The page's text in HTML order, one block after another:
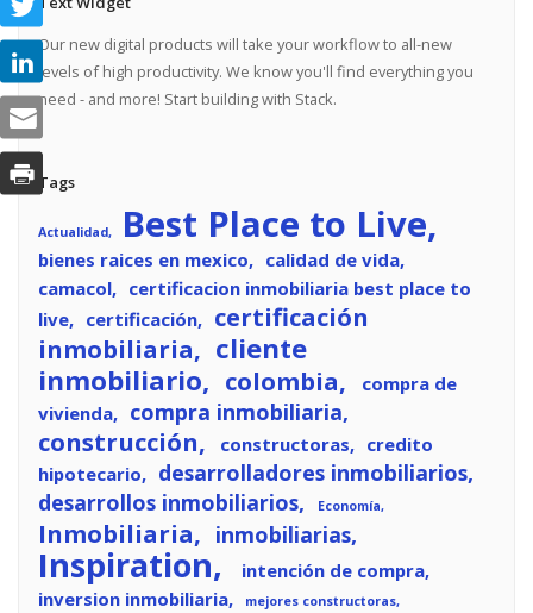
Our new digital products will take your workflow to all-new
levels of high productivity. We know you'll find everything you
need - and more! Start building with Stack.
Tags
Actualidad Best Place to Live
bienes raices en mexico
calidad de vida
camacol
certificacion inmobiliaria best place to
live
certificación
certificación
inmobiliaria
cliente
inmobiliario
colombia
compra de
vivienda
compra inmobiliaria
construcción constructoras
credito
hipotecario
desarrolladores inmobiliarios
desarrollos inmobiliarios
Economía
Inmobiliaria inmobiliarias
Inspiration
intención de compra
inversion inmobiliaria
mejores constructoras